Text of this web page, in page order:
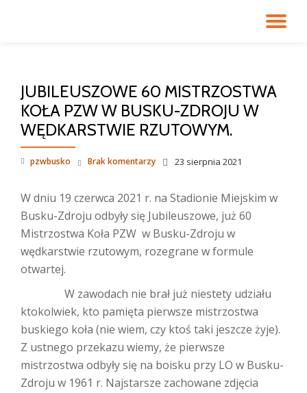
JUBILEUSZOWE 60 MISTRZOSTWA
KOŁA PZW W BUSKU-ZDROJU W
WĘDKARSTWIE RZUTOWYM.
pzwbusko 23 sierpnia 2021
Brak komentarzy
W dniu 19 czerwca 2021 r. na Stadionie Miejskim w
Busku-Zdroju odbyły się Jubileuszowe, już 60
Mistrzostwa Koła PZW w Busku-Zdroju w
wędkarstwie rzutowym, rozegrane w formule
otwartej.
W zawodach nie brał już niestety udziału
ktokolwiek, kto pamięta pierwsze mistrzostwa
buskiego koła (nie wiem, czy ktoś taki jeszcze żyje).
Z ustnego przekazu wiemy, że pierwsze
mistrzostwa odbyły się na boisku przy LO w Busku-
Zdroju w 1961 r. Najstarsze zachowane zdjęcia